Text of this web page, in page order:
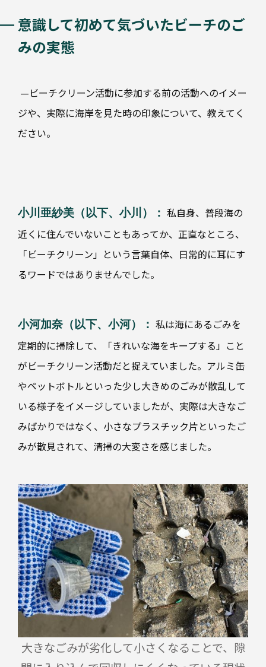
意識して初めて気づいたビーチのご
みの実態
—ビーチクリーン活動に参加する前の活動へのイメー
ジや、実際に海岸を見た時の印象について、教えてく
ださい。
小川亜紗美（以下、小川）： 私自身、普段海の
近くに住んでいないこともあってか、正直なところ、
「ビーチクリーン」という言葉自体、日常的に耳にす
るワードではありませんでした。
小河加奈（以下、小河）： 私は海にあるごみを
定期的に掃除して、「きれいな海をキープする」こと
がビーチクリーン活動だと捉えていました。アルミ缶
やペットボトルといった少し大きめのごみが散乱して
いる様子をイメージしていましたが、実際は大きなご
みばかりではなく、小さなプラスチック片といったご
みが散見されて、清掃の大変さを感じました。
大きなごみが劣化して小さくなることで、隙
ィ
企
画・
の
他
療・
医薬
食
ト
レ
タ
ー
飲
料
産
材
医
医
薬
食
品・
菓
ト
レ
リ
飲
産
業
資
材
別
使
い
や
す
い
設